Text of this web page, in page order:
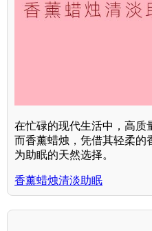
在忙碌的现代生活中，高质
而香薰蜡烛，凭借其轻柔的
为助眠的天然选择。
香薰蜡烛清淡助眠